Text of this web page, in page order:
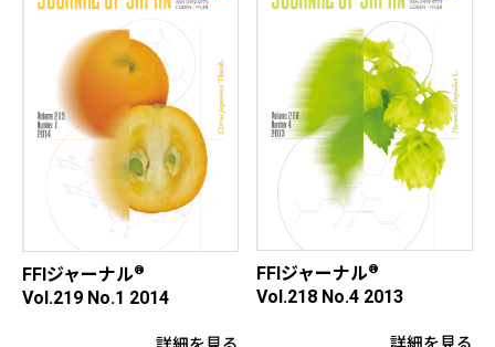
FFIジャーナル®
Vol.219 No.1 2014
FFIジャーナル®
Vol.218 No.4 2013